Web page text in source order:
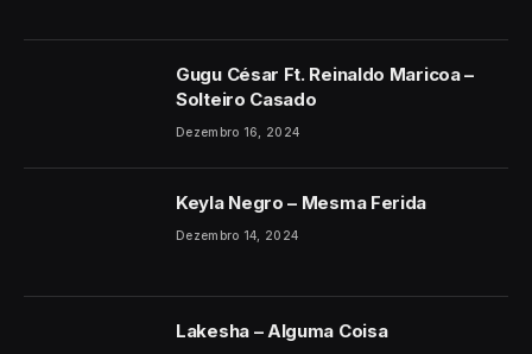
Gugu César Ft. Reinaldo Maricoa –
Solteiro Casado
Dezembro 16, 2024
Keyla Negro – Mesma Ferida
Dezembro 14, 2024
Lakesha – Alguma Coisa